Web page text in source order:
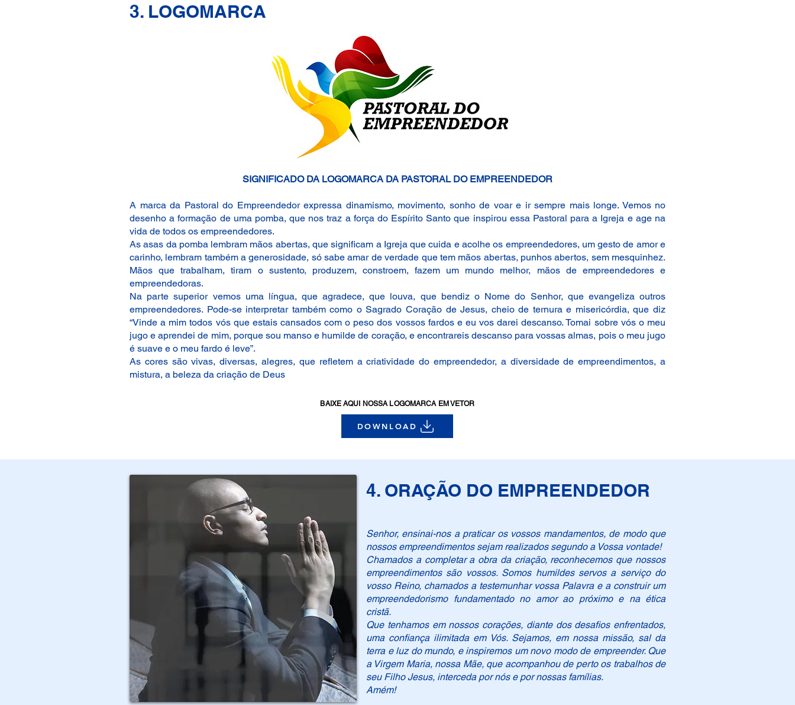
3. LOGOMARCA
SIGNIFICADO DA LOGOMARCA DA PASTORAL DO EMPREENDEDOR
A marca da Pastoral do Empreendedor expressa dinamismo, movimento, sonho de voar e ir sempre mais longe. Vemos no
desenho a formação de uma pomba, que nos traz a força do Espírito Santo que inspirou essa Pastoral para a Igreja e age na
vida de todos os empreendedores.
As asas da pomba lembram mãos abertas, que significam a Igreja que cuida e acolhe os empreendedores, um gesto de amor e
carinho, lembram também a generosidade, só sabe amar de verdade que tem mãos abertas, punhos abertos, sem mesquinhez.
Mãos que trabalham, tiram o sustento, produzem, constroem, fazem um mundo melhor, mãos de empreendedores e
empreendedoras.
Na parte superior vemos uma língua, que agradece, que louva, que bendiz o Nome do Senhor, que evangeliza outros
empreendedores. Pode-se interpretar também como o Sagrado Coração de Jesus, cheio de ternura e misericórdia, que diz
“Vinde a mim todos vós que estais cansados com o peso dos vossos fardos e eu vos darei descanso. Tomai sobre vós o meu
jugo e aprendei de mim, porque sou manso e humilde de coração, e encontrareis descanso para vossas almas, pois o meu jugo
é suave e o meu fardo é leve”.
As cores são vivas, diversas, alegres, que refletem a criatividade do empreendedor, a diversidade de empreendimentos, a
mistura, a beleza da criação de Deus
BAIXE AQUI NOSSA LOGOMARCA EM VETOR
DOWNLOAD
4. ORAÇÃO DO EMPREENDEDOR
Senhor, ensinai-nos a praticar os vossos mandamentos, de modo que
nossos empreendimentos sejam realizados segundo a Vossa vontade!
Chamados a completar a obra da criação, reconhecemos que nossos
empreendimentos são vossos. Somos humildes servos a serviço do
vosso Reino, chamados a testemunhar vossa Palavra e a construir um
empreendedorismo fundamentado no amor ao próximo e na ética
cristã.
Que tenhamos em nossos corações, diante dos desafios enfrentados,
uma confiança ilimitada em Vós. Sejamos, em nossa missão, sal da
terra e luz do mundo, e inspiremos um novo modo de empreender. Que
a Virgem Maria, nossa Mãe, que acompanhou de perto os trabalhos de
seu Filho Jesus, interceda por nós e por nossas famílias.
Amém!